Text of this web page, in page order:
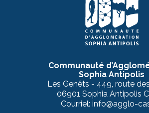
Communauté
Sophia Antipolis
Les Genêts - 449, route
06901 Sophia Antipolis
Courriel: info@agglo-